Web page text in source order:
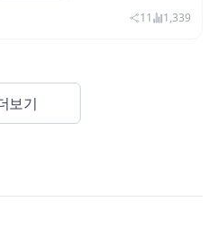
11 1,339
보기